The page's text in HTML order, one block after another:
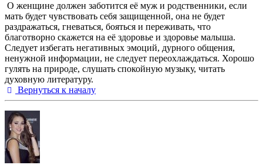
О женщине должен заботится её муж и родственники, если
мать будет чувствовать себя защищенной, она не будет
раздражаться, гневаться, бояться и переживать, что
благотворно скажется на её здоровье и здоровье малыша.
Следует избегать негативных эмоций, дурного общения,
ненужной информации, не следует переохлаждаться. Хорошо
гулять на природе, слушать спокойную музыку, читать
духовную литературу.
Вернуться к началу